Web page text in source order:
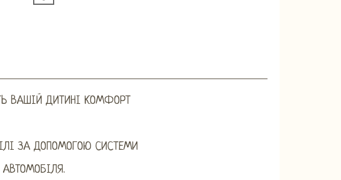
ВАШІЙ ДИТИНІ КОМФОРТ
ЗА ДОПОМОГОЮ СИСТЕМИ